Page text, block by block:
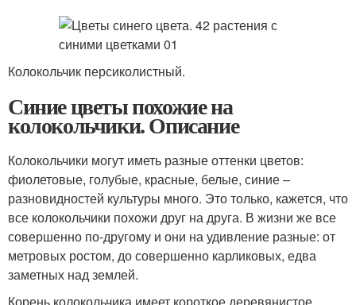
Колокольчик персиколистный.
Синие цветы похожие на
колокольчики. Описание
Колокольчики могут иметь разные оттенки цветов:
фиолетовые, голубые, красные, белые, синие –
разновидностей культуры много. Это только, кажется, что
все колокольчики похожи друг на друга. В жизни же все
совершенно по-другому и они на удивление разные: от
метровых ростом, до совершенно карликовых, едва
заметных над землей.